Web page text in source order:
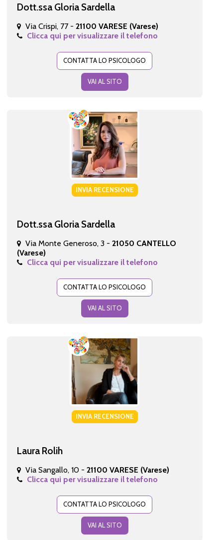
Dott.ssa Gloria Sardella
Via Crispi, 77 - 21100 VARESE (Varese)
Clicca qui per visualizzare il telefono
CONTATTA LO PSICOLOGO
VAI AL SITO
INVIA RECENSIONE
Dott.ssa Gloria Sardella
Via Monte Generoso, 3 - 21050 CANTELLO
(Varese)
Clicca qui per visualizzare il telefono
CONTATTA LO PSICOLOGO
VAI AL SITO
INVIA RECENSIONE
Laura Rolih
Via Sangallo, 10 - 21100 VARESE (Varese)
Clicca qui per visualizzare il telefono
CONTATTA LO PSICOLOGO
VAI AL SITO